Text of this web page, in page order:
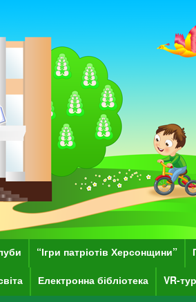
“Ігри патріотів Херсонщини”
Електронна бібліотека VR-